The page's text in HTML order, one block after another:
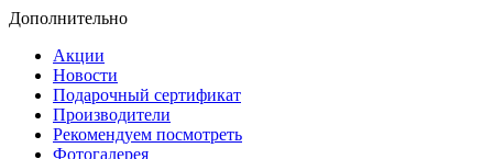
Дополнительно
Акции
Новости
Подарочный сертификат
Производители
Рекомендуем посмотреть
Фотогалерея